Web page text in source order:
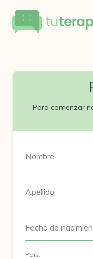
Para comenzar
Nombre:
Apellido:
Fecha de
País: